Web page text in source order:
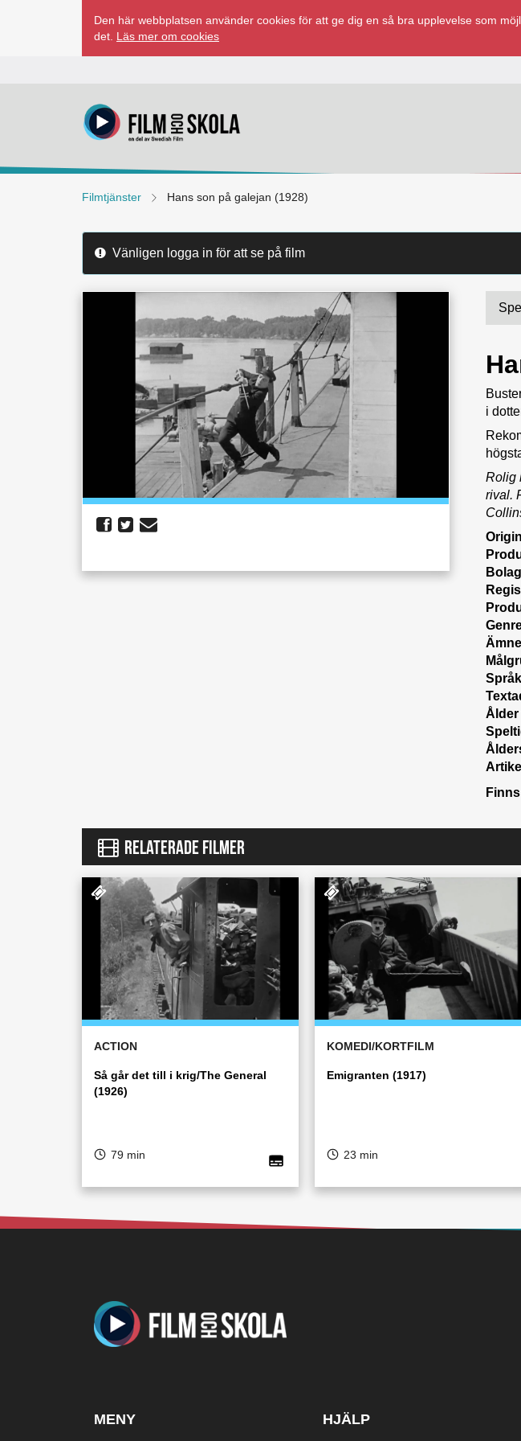
Den här webbplatsen använder cookies för att ge dig en så bra upplevelse som
det. Läs mer om cookies
Filmtjänster Hans son på galejan (1928)
Vänligen logga in för att se på film
i
Rolig
rival.
Ålder
RELATERADE FILMER
ACTION
Så går det till i krig/The General
(1926)
79 min
KOMEDI/KORTFILM
Emigranten (1917)
23 min
MENY HJÄLP